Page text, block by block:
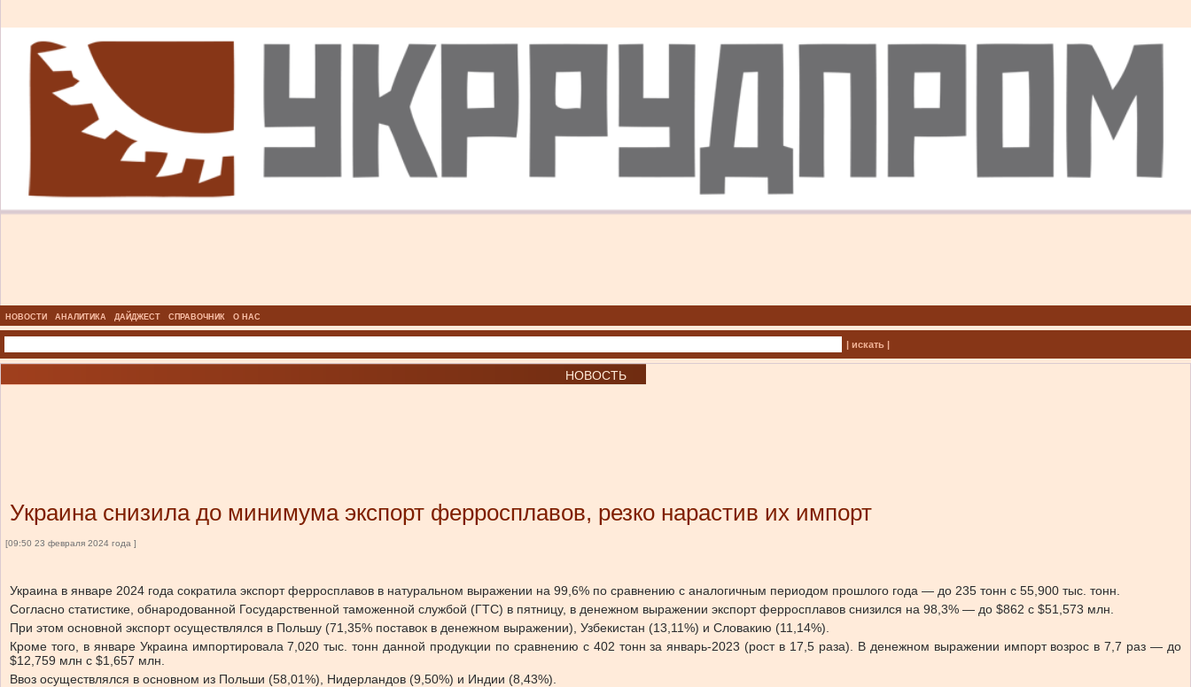
НОВОСТИ АНАЛИТИКА ДАЙДЖЕСТ СПРАВОЧНИК О НАС
| искать |
НОВОСТЬ
Украина снизила до минимума экспорт ферросплавов, резко нарастив их импорт
[09:50 23 февраля 2024 года ]
Украина в январе 2024 года сократила экспорт ферросплавов в натуральном выражении на 99,6% по сравнению с аналогичным периодом прошлого года — до 235 тонн с 55,900 тыс. тонн.
Согласно статистике, обнародованной Государственной таможенной службой (ГТС) в пятницу, в денежном выражении экспорт ферросплавов снизился на 98,3% — до $862 с $51,573 млн.
При этом основной экспорт осуществлялся в Польшу (71,35% поставок в денежном выражении), Узбекистан (13,11%) и Словакию (11,14%).
Кроме того, в январе Украина импортировала 7,020 тыс. тонн данной продукции по сравнению с 402 тонн за январь-2023 (рост в 17,5 раза). В денежном выражении импорт возрос в 7,7 раз — до
$12,759 млн с $1,657 млн.
Ввоз осуществлялся в основном из Польши (58,01%), Нидерландов (9,50%) и Индии (8,43%).